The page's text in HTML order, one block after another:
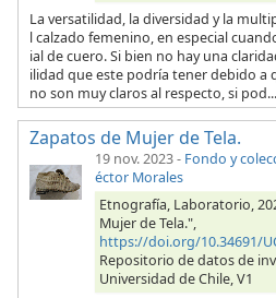
La versatilidad, la diversidad y la
l calzado femenino, en especial
ial de cuero. Si bien no hay una
ilidad que este podría tener debido a
no son muy claros al respecto, si pod...
Zapatos de Mujer de Tela.
19 nov. 2023- Fondo y
éctor Morales
Etnografía, Laboratorio,
Mujer de Tela.",
https://doi.org/10.34691/
Repositorio de datos de
Universidad de Chile, V1